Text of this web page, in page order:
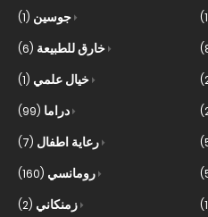
جوسين (1)
خارق للطبيعة (6)
خيال علمي (1)
دراما (99)
رعاية اطفال (7)
رومانسي (160)
زمنكاني (2)